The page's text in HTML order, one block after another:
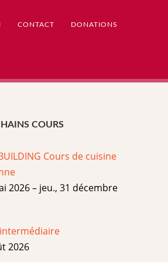
CONTACT DONATIONS
COURS
Cours de cuisine
2026 – jeu., 31 décembre
2026